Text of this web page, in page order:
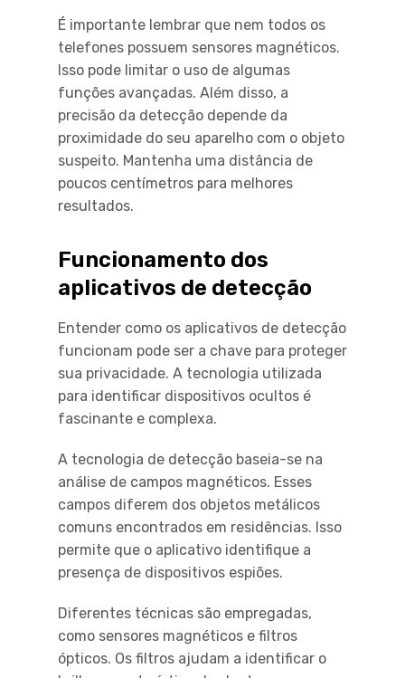
É importante lembrar que nem todos os
telefones possuem sensores magnéticos.
Isso pode limitar o uso de algumas
funções avançadas. Além disso, a
precisão da detecção depende da
proximidade do seu aparelho com o objeto
suspeito. Mantenha uma distância de
poucos centímetros para melhores
resultados.
Funcionamento dos
aplicativos de detecção
Entender como os aplicativos de detecção
funcionam pode ser a chave para proteger
sua privacidade. A tecnologia utilizada
para identificar dispositivos ocultos é
fascinante e complexa.
A tecnologia de detecção baseia-se na
análise de campos magnéticos. Esses
campos diferem dos objetos metálicos
comuns encontrados em residências. Isso
permite que o aplicativo identifique a
presença de dispositivos espiões.
Diferentes técnicas são empregadas,
como sensores magnéticos e filtros
ópticos. Os filtros ajudam a identificar o